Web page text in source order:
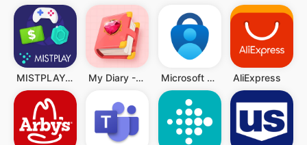
MISTPLAY: Play to Earn Money My Diary - Diary With Lock Microsoft Authenticator AliExpress